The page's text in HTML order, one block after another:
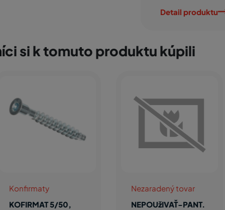
Detail produktu
si k tomuto produktu kúpili
5/50,
Nezaradený tovar
NEPOUžIVAŤ-PANT.